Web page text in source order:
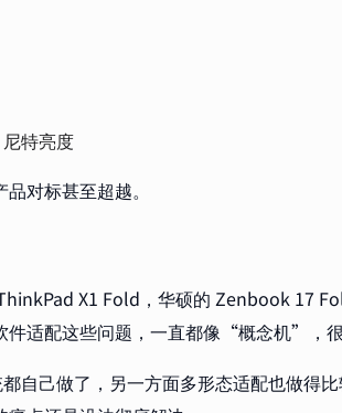
特亮度
对标甚至超越。
X1 Fold，华硕的 Zenbook 17
适配这些问题，一直都像“概念机”，很
己做了，另一方面多形态适配也做得比